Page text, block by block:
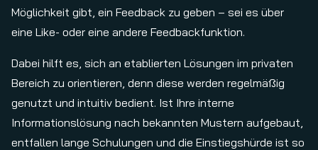
Möglichkeit gibt, ein Feedback zu geben – sei es über
eine Like- oder eine andere Feedbackfunktion.
Dabei hilft es, sich an etablierten Lösungen im privaten
Bereich zu orientieren, denn diese werden regelmäßig
genutzt und intuitiv bedient. Ist Ihre interne
Informationslösung nach bekannten Mustern aufgebaut,
entfallen lange Schulungen und die Einstiegshürde ist so